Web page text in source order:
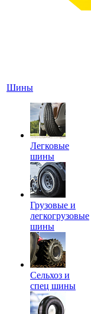
Шины
Легковые
шины
Грузовые и
легкогрузовые
шины
Сельхоз и
спец шины